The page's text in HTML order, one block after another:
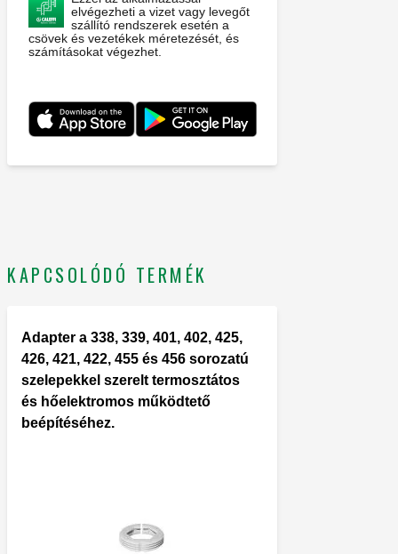
elvégezheti a vizet vagy levegőt
szállító rendszerek esetén a
csövek és vezetékek méretezését, és
számításokat végezhet.
KAPCSOLÓDÓ TERMÉK
Adapter a 338, 339, 401, 402, 425,
426, 421, 422, 455 és 456 sorozatú
szelepekkel szerelt termosztátos
és hőelektromos működtető
beépítéséhez.